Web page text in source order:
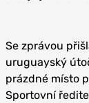
Se zprávou
uruguayský
prázdné místo
Sportovní